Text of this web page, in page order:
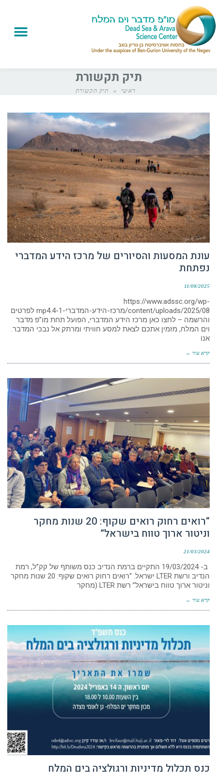
תיק תקשורת
ראשי » תיק תקשורת
עונת המסעות והסיורים של מרכז הידע המדברי
נפתחת
11/08/2025
https://www.adssc.org/wp-
content/uploads/2025/08/מרכז-הידע-המדברי-4-1.mp4 לפרטים
והרשמה – לחצו כאן מרכז הידע המדברי, הפועל תחת מו”פ מדבר
וים המלח, מזמין אתכם לצאת למסע חוויתי ומרתק אל נבכי המדבר.
אנו
קרא עוד ←
“רואים רחוק רואים שקוף: 20 שנות מחקר
וניטור ארוך טווח בישראל”
21/03/2024
ב- 19/03/2024 התקיים ברמת הנדיב כנס משותף של קק”ל, רמת
הנדיב ורשת LTER ישראל. “רואים רחוק רואים שקוף: 20 שנות מחקר
וניטור ארוך טווח בישראל” רשת LTER (מחקר
קרא עוד ←
כנס תכלול מדיניות ורגולציה בים המלח